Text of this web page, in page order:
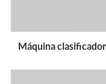
Máquina